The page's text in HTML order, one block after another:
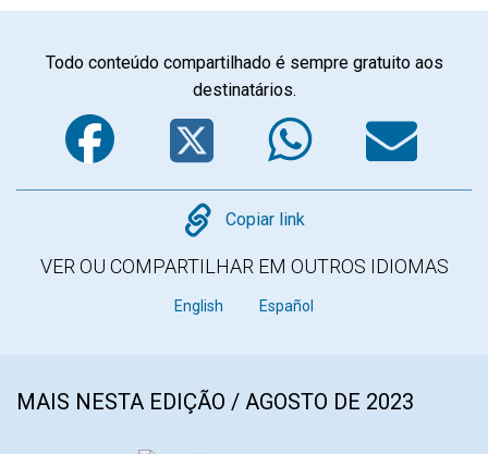
Todo conteúdo compartilhado é sempre gratuito aos
destinatários.
Facebook
Twitter
Copy
Copiar link
VER OU COMPARTILHAR EM OUTROS IDIOMAS
English Español
MAIS NESTA EDIÇÃO / AGOSTO DE 2023